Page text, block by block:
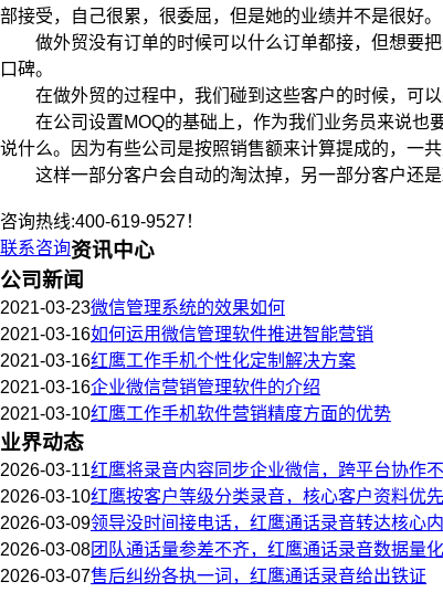
部接受，自己很累，很委屈，但是她的业绩并不是很好。
做外贸没有订单的时候可以什么订单都接，但想要把
口碑。
在做外贸的过程中，我们碰到这些客户的时候，可以
在公司设置MOQ的基础上，作为我们业务员来说也
说什么。因为有些公司是按照销售额来计算提成的，一
这样一部分客户会自动的淘汰掉，另一部分客户还是
咨询热线:400-619-9527！
联系咨询资讯中心
公司新闻
2021-03-23微信管理系统的效果如何
2021-03-16如何运用微信管理软件推进智能营销
2021-03-16红鹰工作手机个性化定制解决方案
2021-03-16企业微信营销管理软件的介绍
2021-03-10红鹰工作手机软件营销精度方面的优势
业界动态
2026-03-11红鹰将录音内容同步企业微信，跨平台协作
2026-03-10红鹰按客户等级分类录音，核心客户资料优
2026-03-09领导没时间接电话，红鹰通话录音转达核心
2026-03-08团队通话量参差不齐，红鹰通话录音数据量
2026-03-07售后纠纷各执一词，红鹰通话录音给出铁证